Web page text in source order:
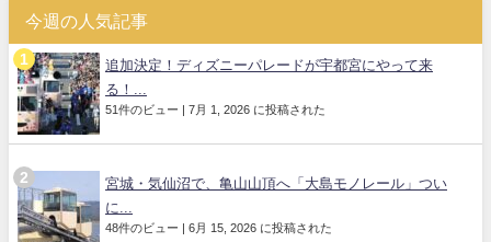
今週の人気記事
追加決定！ディズニーパレードが宇都宮にやって来
る！...
51件のビュー | 7月 1, 2026 に投稿された
宮城・気仙沼で、亀山山頂へ「大島モノレール」つい
に...
48件のビュー | 6月 15, 2026 に投稿された